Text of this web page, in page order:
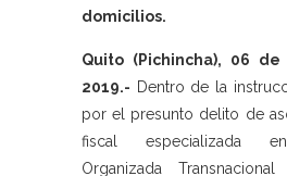
domicilios.
Quito (Pichincha), 06
2019.- Dentro de la
por el presunto delito de
fiscal especializada
Organizada